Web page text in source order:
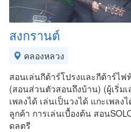
สงกรานต์
คลองหลวง
สอนเล่นกีต้าร์โปรงและกีต้าร์ไฟ
(สอนส่วนตัวสอนถึงบ้าน) (ผู้เริ่ม
เพลงได้ เล่นเป็นวงได้ แกะเพล
ลูกค้า การเล่นเบื้องต้น สอน
ดลตรี